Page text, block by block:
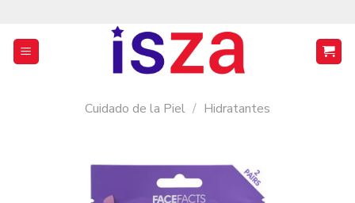
contenido
Cuidado de la Piel / Hidratantes